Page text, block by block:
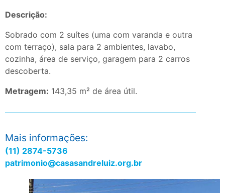
Descrição:
Sobrado com 2 suítes (uma com varanda e outra
com terraço), sala para 2 ambientes, lavabo,
cozinha, área de serviço, garagem para 2 carros
descoberta.
Metragem: 143,35 m² de área útil.
Mais informações:
(11) 2874-5736
patrimonio@casasandreluiz.org.br